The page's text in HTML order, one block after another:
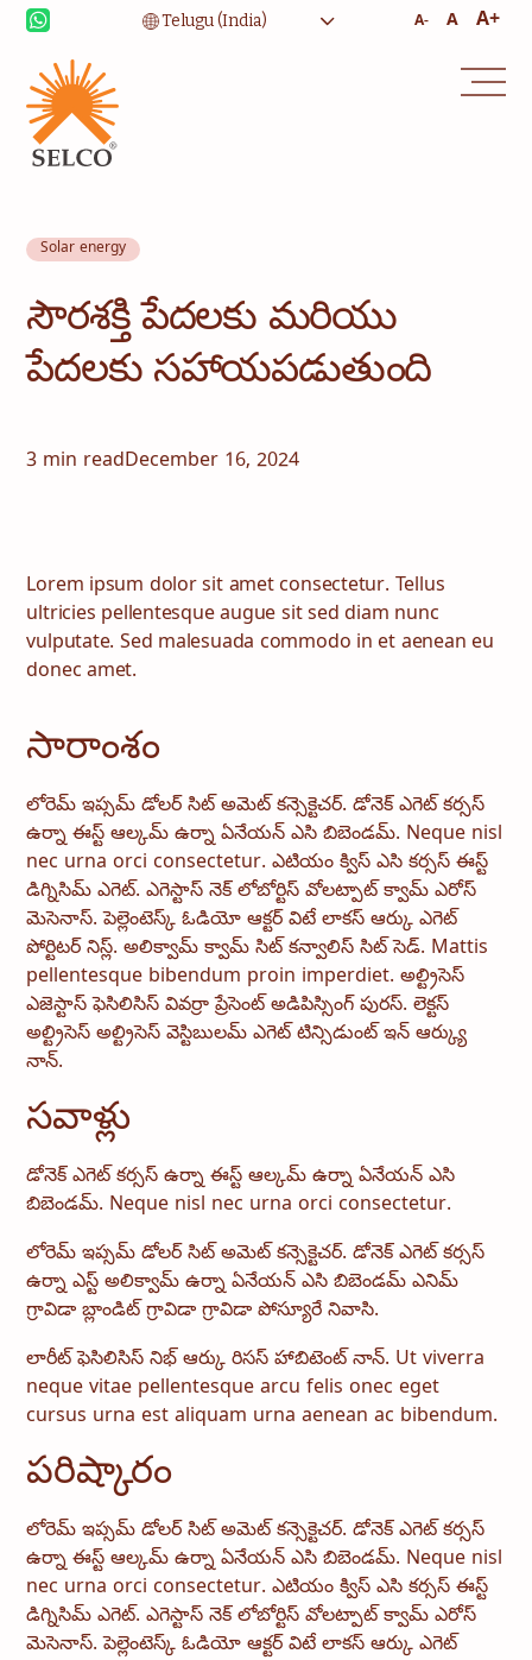
A- A A+
జీవనోపాధి
విద్య సంస్థాగత సేవలు
కమ్యూనిటీ గృహోపకరణాలకు శక్తి
Solar energy
సౌరశక్తి పేదలకు మరియు
పేదలకు సహాయపడుతుంది
3 min readDecember 16, 2024
Lorem ipsum dolor sit amet consectetur. Tellus
ultricies pellentesque augue sit sed diam nunc
vulputate. Sed malesuada commodo in et aenean eu
donec amet.
సారాంశం
లోరెమ్ ఇప్సమ్ డోలర్ సిట్ అమెట్ కన్సెక్టెచర్. డోనెక్ ఎగెట్ కర్సస్
ఉర్నా ఈస్ట్ ఆల్కమ్ ఉర్నా ఏనేయన్ ఎసి బిబెండమ్. Neque nisl
nec urna orci consectetur. ఎటియం క్విస్ ఎసి కర్సస్ ఈస్ట్
డిగ్నిసిమ్ ఎగెట్. ఎగెస్టాస్ నెక్ లోబోర్టిస్ వోలట్పాట్ క్వామ్ ఎరోస్
మెసెనాస్. పెల్లెంటెస్క్ ఓడియో ఆక్టర్ విటే లాకస్ ఆర్కు ఎగెట్
పోర్టిటర్ నిస్ల్. అలిక్వామ్ క్వామ్ సిట్ కన్వాలిస్ సిట్ సెడ్. Mattis
pellentesque bibendum proin imperdiet. అల్ట్రిసెస్
ఎజెస్టాస్ ఫెసిలిసిస్ వివర్రా ప్రేసెంట్ అడిపిస్సింగ్ పురస్. లెక్టస్
అల్ట్రిసెస్ అల్ట్రిసెస్ వెస్టిబులమ్ ఎగెట్ టిన్సిడుంట్ ఇన్ ఆర్క్యు
నాన్.
సవాళ్లు
డోనెక్ ఎగెట్ కర్సస్ ఉర్నా ఈస్ట్ ఆల్కమ్ ఉర్నా ఏనేయన్ ఎసి
బిబెండమ్. Neque nisl nec urna orci consectetur.
లోరెమ్ ఇప్సమ్ డోలర్ సిట్ అమెట్ కన్సెక్టెచర్. డోనెక్ ఎగెట్ కర్సస్
ఉర్నా ఎస్ట్ అలిక్వామ్ ఉర్నా ఏనేయన్ ఎసి బిబెండమ్ ఎనిమ్
గ్రావిడా బ్లాండిట్ గ్రావిడా గ్రావిడా పోస్యూరే నివాసి.
లారీట్ ఫెసిలిసిస్ నిభ్ ఆర్కు రిసస్ హాబిటెంట్ నాన్. Ut viverra
neque vitae pellentesque arcu felis onec eget
cursus urna est aliquam urna aenean ac bibendum.
పరిష్కారం
లోరెమ్ ఇప్సమ్ డోలర్ సిట్ అమెట్ కన్సెక్టెచర్. డోనెక్ ఎగెట్ కర్సస్
ఉర్నా ఈస్ట్ ఆల్కమ్ ఉర్నా ఏనేయన్ ఎసి బిబెండమ్. Neque nisl
nec urna orci consectetur. ఎటియం క్విస్ ఎసి కర్సస్ ఈస్ట్
డిగ్నిసిమ్ ఎగెట్. ఎగెస్టాస్ నెక్ లోబోర్టిస్ వోలట్పాట్ క్వామ్ ఎరోస్
మెసెనాస్. పెల్లెంటెస్క్ ఓడియో ఆక్టర్ విటే లాకస్ ఆర్కు ఎగెట్